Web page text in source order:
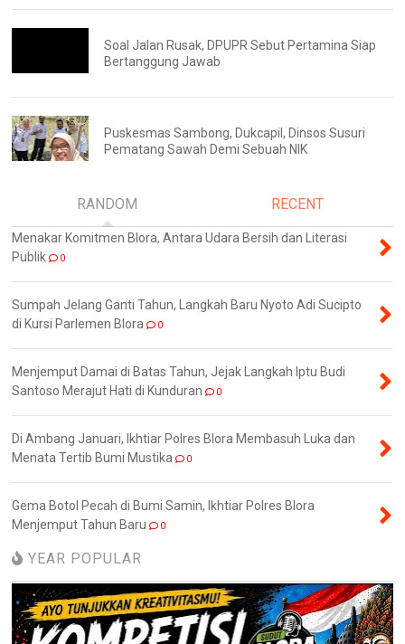
Soal Jalan Rusak, DPUPR Sebut Pertamina Siap
Bertanggung Jawab
Puskesmas Sambong, Dukcapil, Dinsos Susuri
Pematang Sawah Demi Sebuah NIK
RANDOM RECENT
Menakar Komitmen Blora, Antara Udara Bersih dan Literasi
Publik
0
Sumpah Jelang Ganti Tahun, Langkah Baru Nyoto Adi Sucipto
di Kursi Parlemen Blora
0
Menjemput Damai di Batas Tahun, Jejak Langkah Iptu Budi
Santoso Merajut Hati di Kunduran
0
Di Ambang Januari, Ikhtiar Polres Blora Membasuh Luka dan
Menata Tertib Bumi Mustika
0
Gema Botol Pecah di Bumi Samin, Ikhtiar Polres Blora
Menjemput Tahun Baru
0
YEAR POPULAR